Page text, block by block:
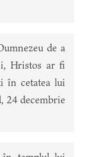
de a
Hristos ar fi
cetatea lui
24 decembrie